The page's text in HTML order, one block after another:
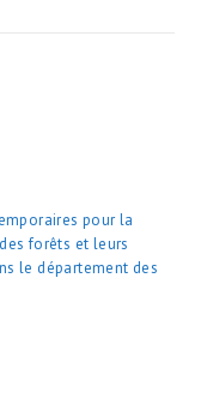
pour la
forêts et leurs
le département des